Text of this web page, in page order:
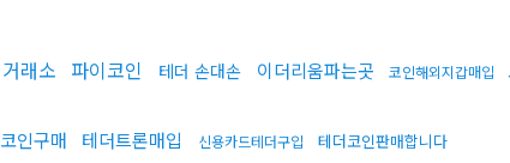
래소 파이코인 테더 손대손 이더리움파는곳 코인해외지갑매입
인구매 테더트론매입 신용카드테더구입 테더코인판매합니다